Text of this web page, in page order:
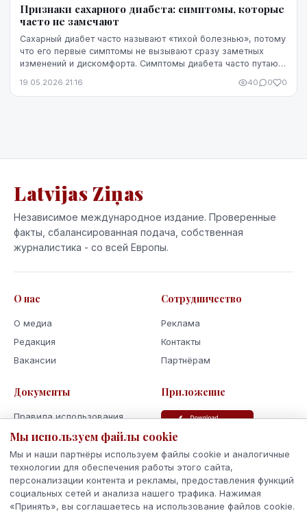
Признаки сахарного диабета: симптомы, которые
часто не замечают
Сахарный диабет часто называют «тихой болезнью», потому
что его первые симптомы не вызывают сразу заметных
изменений и дискомфорта. Симптомы диабета часто путают
19.05.2026 21:16 40 0 0
Latvijas Ziņas
Независимое международное издание. Проверенные
факты, сбалансированная подача, собственная
журналистика - со всей Европы.
О нас
О медиа
Редакция
Вакансии
Сотрудничество
Реклама
Контакты
Партнёрам
Документы
Правила использования
Политика
Использование cookie
Кодекс поведения и этики
Приложение
Мы используем файлы cookie
Мы и наши партнёры используем файлы cookie и аналогичные
технологии для обеспечения работы этого сайта,
персонализации контента и рекламы, предоставления функций
социальных сетей и анализа нашего трафика. Нажимая
«Принять», вы соглашаетесь на использование файлов cookie.